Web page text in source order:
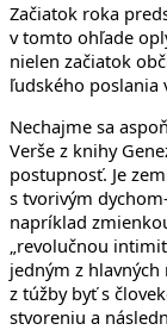
Začiatok roka
v tomto ohľade
nielen začiatok
ľudského poslania
Nechajme sa
Verše z knihy
postupnosť. Je
s tvorivým
napríklad
„revolučnou
jedným z
z túžby byť s
stvoreniu a